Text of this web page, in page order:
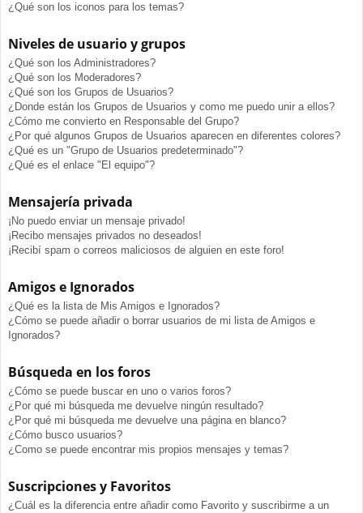
¿Qué son los iconos para los temas?
Niveles de usuario y grupos
¿Qué son los Administradores?
¿Qué son los Moderadores?
¿Qué son los Grupos de Usuarios?
¿Donde están los Grupos de Usuarios y como me puedo unir a ellos?
¿Cómo me convierto en Responsable del Grupo?
¿Por qué algunos Grupos de Usuarios aparecen en diferentes colores?
¿Qué es un "Grupo de Usuarios predeterminado"?
¿Qué es el enlace "El equipo"?
Mensajería privada
¡No puedo enviar un mensaje privado!
¡Recibo mensajes privados no deseados!
¡Recibí spam o correos maliciosos de alguien en este foro!
Amigos e Ignorados
¿Qué es la lista de Mis Amigos e Ignorados?
¿Cómo se puede añadir o borrar usuarios de mi lista de Amigos e
Ignorados?
Búsqueda en los foros
¿Cómo se puede buscar en uno o varios foros?
¿Por qué mi búsqueda me devuelve ningún resultado?
¿Por qué mi búsqueda me devuelve una página en blanco?
¿Cómo busco usuarios?
¿Como se puede encontrar mis propios mensajes y temas?
Suscripciones y Favoritos
¿Cuál es la diferencia entre añadir como Favorito y suscribirme a un